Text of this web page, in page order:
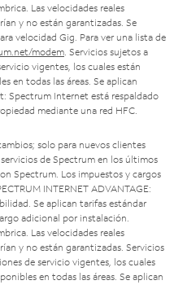
Las velocidades reales
y no están garantizadas. Se
velocidad Gig. Para ver una lista de
modem . Servicios sujetos a
vigentes, los cuales están
en todas las áreas. Se aplican
Spectrum Internet está respaldado
mediante una red HFC.
solo para nuevos clientes
de Spectrum en los últimos
Spectrum. Los impuestos y cargos
INTERNET ADVANTAGE:
Se aplican tarifas estándar
adicional por instalación.
Las velocidades reales
y no están garantizadas. Servicios
de servicio vigentes, los cuales
en todas las áreas. Se aplican